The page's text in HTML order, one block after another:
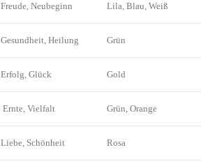
Freude, Neubeginn Lila, Blau, Weiß
Gesundheit, Heilung Grün
Erfolg, Glück Gold
Ernte, Vielfalt Grün, Orange
Liebe, Schönheit Rosa